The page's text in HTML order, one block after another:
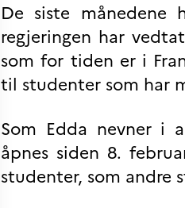
France Alumni
VITENSKAP OG
FORSKNING
Cooperation
Åsgard
PHC Aurora
Åsgard Horizon
Stipender
De siste
regjeringen har
som for tiden er i
til studenter som har
Som Edda nevner i
åpnes siden 8.
studenter, som andre